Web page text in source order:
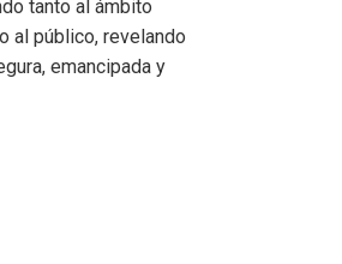
tanto al ámbito
al público, revelando
emancipada y